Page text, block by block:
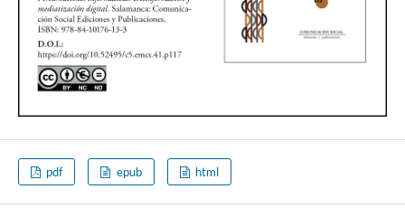
pdf epub html